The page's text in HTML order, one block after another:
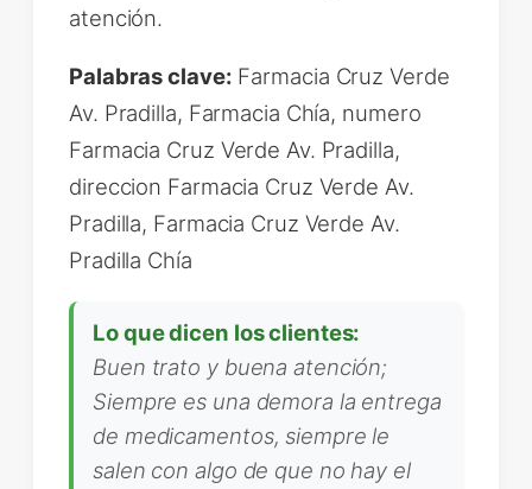
atención.
Palabras clave: Farmacia Cruz Verde
Av. Pradilla, Farmacia Chía, numero
Farmacia Cruz Verde Av. Pradilla,
direccion Farmacia Cruz Verde Av.
Pradilla, Farmacia Cruz Verde Av.
Pradilla Chía
Lo que dicen los clientes:
Buen trato y buena atención;
Siempre es una demora la entrega
de medicamentos, siempre le
salen con algo de que no hay el